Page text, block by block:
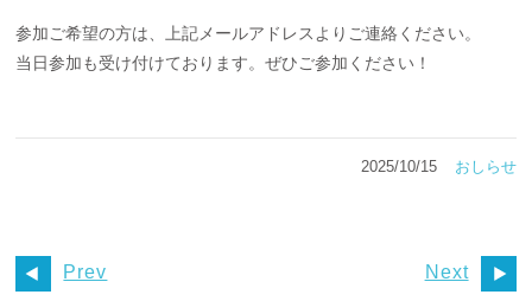
参加ご希望の方は、上記メールアドレスよりご連絡ください。
当日参加も受け付けております。ぜひご参加ください！
2025/10/15 おしらせ
Prev Next